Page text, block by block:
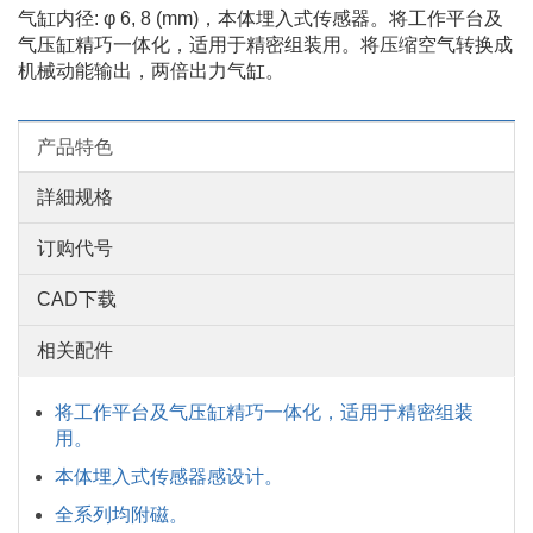
气缸内径: φ 6, 8 (mm)，本体埋入式传感器。将工作平台及
气压缸精巧一体化，适用于精密组装用。将压缩空气转换成
机械动能输出，两倍出力气缸。
产品特色
詳細规格
订购代号
CAD下载
相关配件
将工作平台及气压缸精巧一体化，适用于精密组装
用。
本体埋入式传感器感设计。
全系列均附磁。